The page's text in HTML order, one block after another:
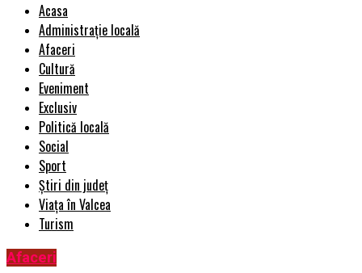
Acasa
Administrație locală
Afaceri
Cultură
Eveniment
Exclusiv
Politică locală
Social
Sport
Știri din județ
Viața în Valcea
Turism
Afaceri